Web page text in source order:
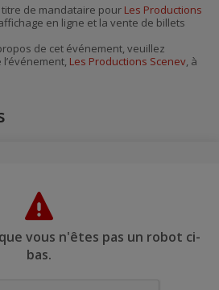
de mandataire pour Les Productions
en ligne et la vente de billets
de cet événement, veuillez
Les Productions Scenev, à
vous n'êtes pas un robot ci-
bas.